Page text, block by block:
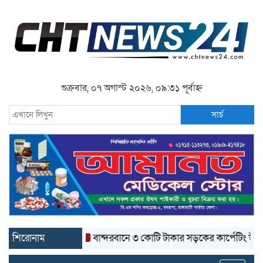
শুক্রবার, ০৭ অগাস্ট ২০২৬, ০৯:৩১ পূর্বাহ্ন
সার্চ
শিরোনাম বান্দরবানে ৩ কোটি টাকার সড়কের কার্পেটিং উঠে